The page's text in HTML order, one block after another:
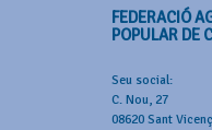
FEDERACIÓ
POPULAR DE
Seu social:
C. Nou, 27
08620 Sant